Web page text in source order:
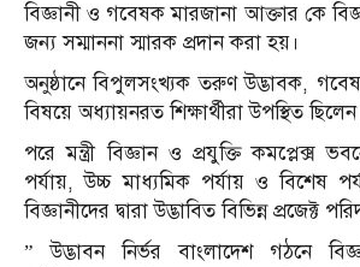
বিজ্ঞানী ও গবেষক মারজানা আক্তার কে
জন্য সম্মাননা স্মারক প্রদান করা হয়।
অনুষ্ঠানে বিপুলসংখ্যক তরুণ উদ্ভাবক,
বিষয়ে অধ্যায়নরত শিক্ষার্থীরা উপস্থিত
পরে মন্ত্রী বিজ্ঞান ও প্রযুক্তি কমপ্লেক্স
পর্যায়, উচ্চ মাধ্যমিক পর্যায় ও বিশেষ
বিজ্ঞানীদের দ্বারা উদ্ভাবিত বিভিন্ন প্রজেক্ট
” উদ্ভাবন নির্ভর বাংলাদেশ গঠনে